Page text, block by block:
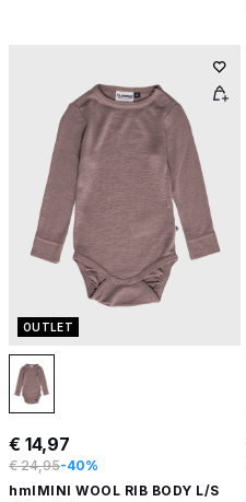
OUTLET
€ 14,97
€ 24,95-40%
hmlMINI WOOL RIB BODY L/S